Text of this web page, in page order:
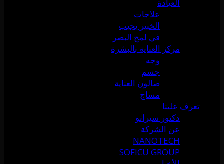
علاجات
الخبير يجيب
في لمح البصر
مركز العناية بالبشرة
وجه
جسم
صالون العناية
مساج
تعرف علينا
دكتور سيرانو
عن الشركة
NANOTECH
SOFICU GROUP